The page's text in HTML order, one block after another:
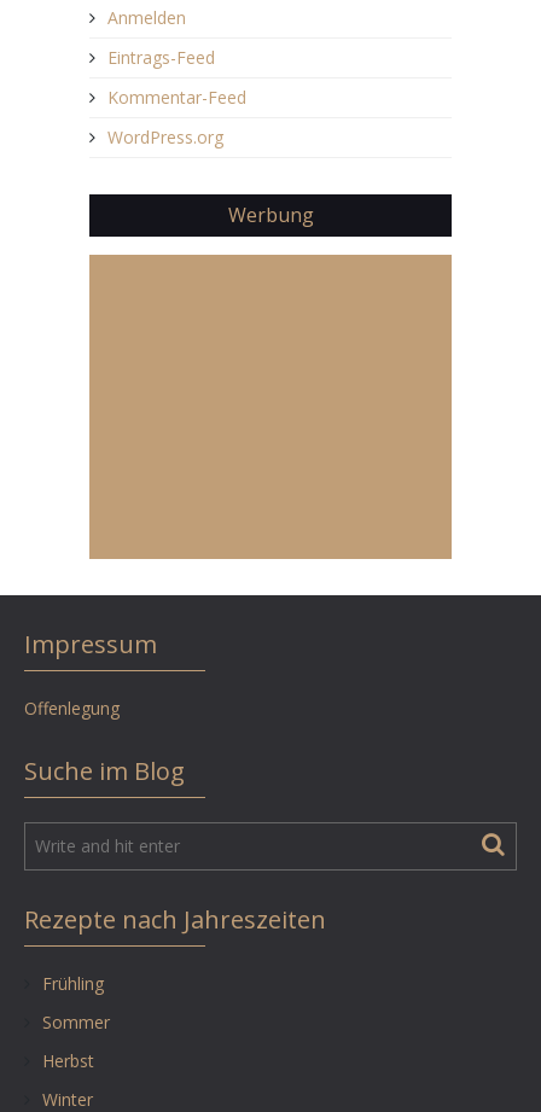
Anmelden
Eintrags-Feed
Kommentar-Feed
WordPress.org
Werbung
Impressum
Offenlegung
Suche im Blog
Rezepte nach Jahreszeiten
Frühling
Sommer
Herbst
Winter